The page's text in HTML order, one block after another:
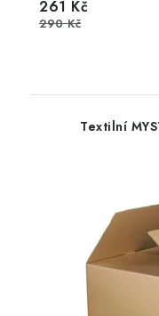
261 Kč
290 Kč
Textilní